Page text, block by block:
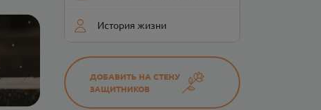
История жизни
ДОБАВИТЬ НА СТЕНУ
ЗАЩИТНИКОВ